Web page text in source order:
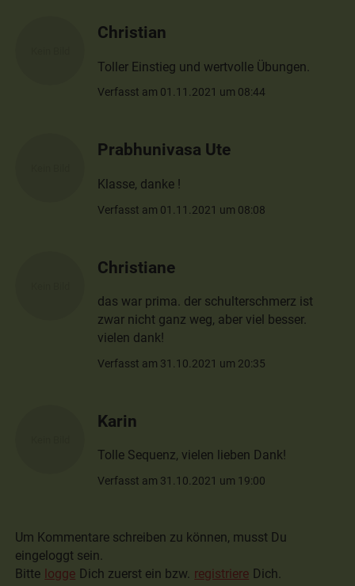
Christian
Toller Einstieg und wertvolle Übungen.
Verfasst am 01.11.2021 um 08:44
Prabhunivasa Ute
Klasse, danke !
Verfasst am 01.11.2021 um 08:08
Christiane
das war prima. der schulterschmerz ist
zwar nicht ganz weg, aber viel besser.
vielen dank!
Verfasst am 31.10.2021 um 20:35
Karin
Tolle Sequenz, vielen lieben Dank!
Verfasst am 31.10.2021 um 19:00
Um Kommentare schreiben zu können, musst Du
eingeloggt sein.
Bitte logge Dich zuerst ein bzw. registriere Dich.